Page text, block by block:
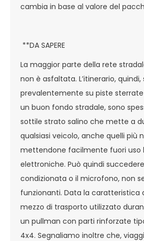
cambia in base al valore del
**DA SAPERE
La maggior parte della rete
non è asfaltata. L’itinerario, quindi,
prevalentemente su piste
un buon fondo stradale, sono
sottile strato salino che mette a
qualsiasi veicolo, anche quelli più
mettendone facilmente fuori uso
elettroniche. Può quindi
condizionata o il microfono, non
funzionanti. Data la caratteristica
mezzo di trasporto utilizzato
un pullman con parti rinforzate
4x4. Segnaliamo inoltre che,